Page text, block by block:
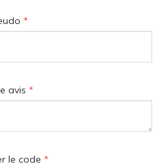
*
avis *
le code *